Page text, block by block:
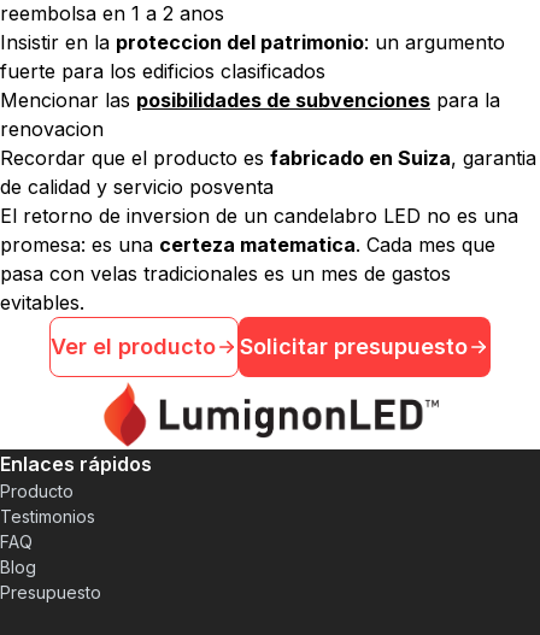
reembolsa en 1 a 2 anos
Insistir en la proteccion del patrimonio: un argumento
fuerte para los edificios clasificados
Mencionar las posibilidades de subvenciones para la
renovacion
Recordar que el producto es fabricado en Suiza, garantia
de calidad y servicio posventa
El retorno de inversion de un candelabro LED no es una
promesa: es una certeza matematica. Cada mes que
pasa con velas tradicionales es un mes de gastos
evitables.
Ver el producto Solicitar presupuesto
Enlaces rápidos
Producto
Testimonios
FAQ
Blog
Presupuesto